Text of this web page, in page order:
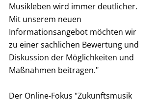
Musikleben wird immer deutlicher.
Mit unserem neuen
Informationsangebot möchten wir
zu einer sachlichen Bewertung und
Diskussion der Möglichkeiten und
Maßnahmen beitragen."
Der Online-Fokus "Zukunftsmusik